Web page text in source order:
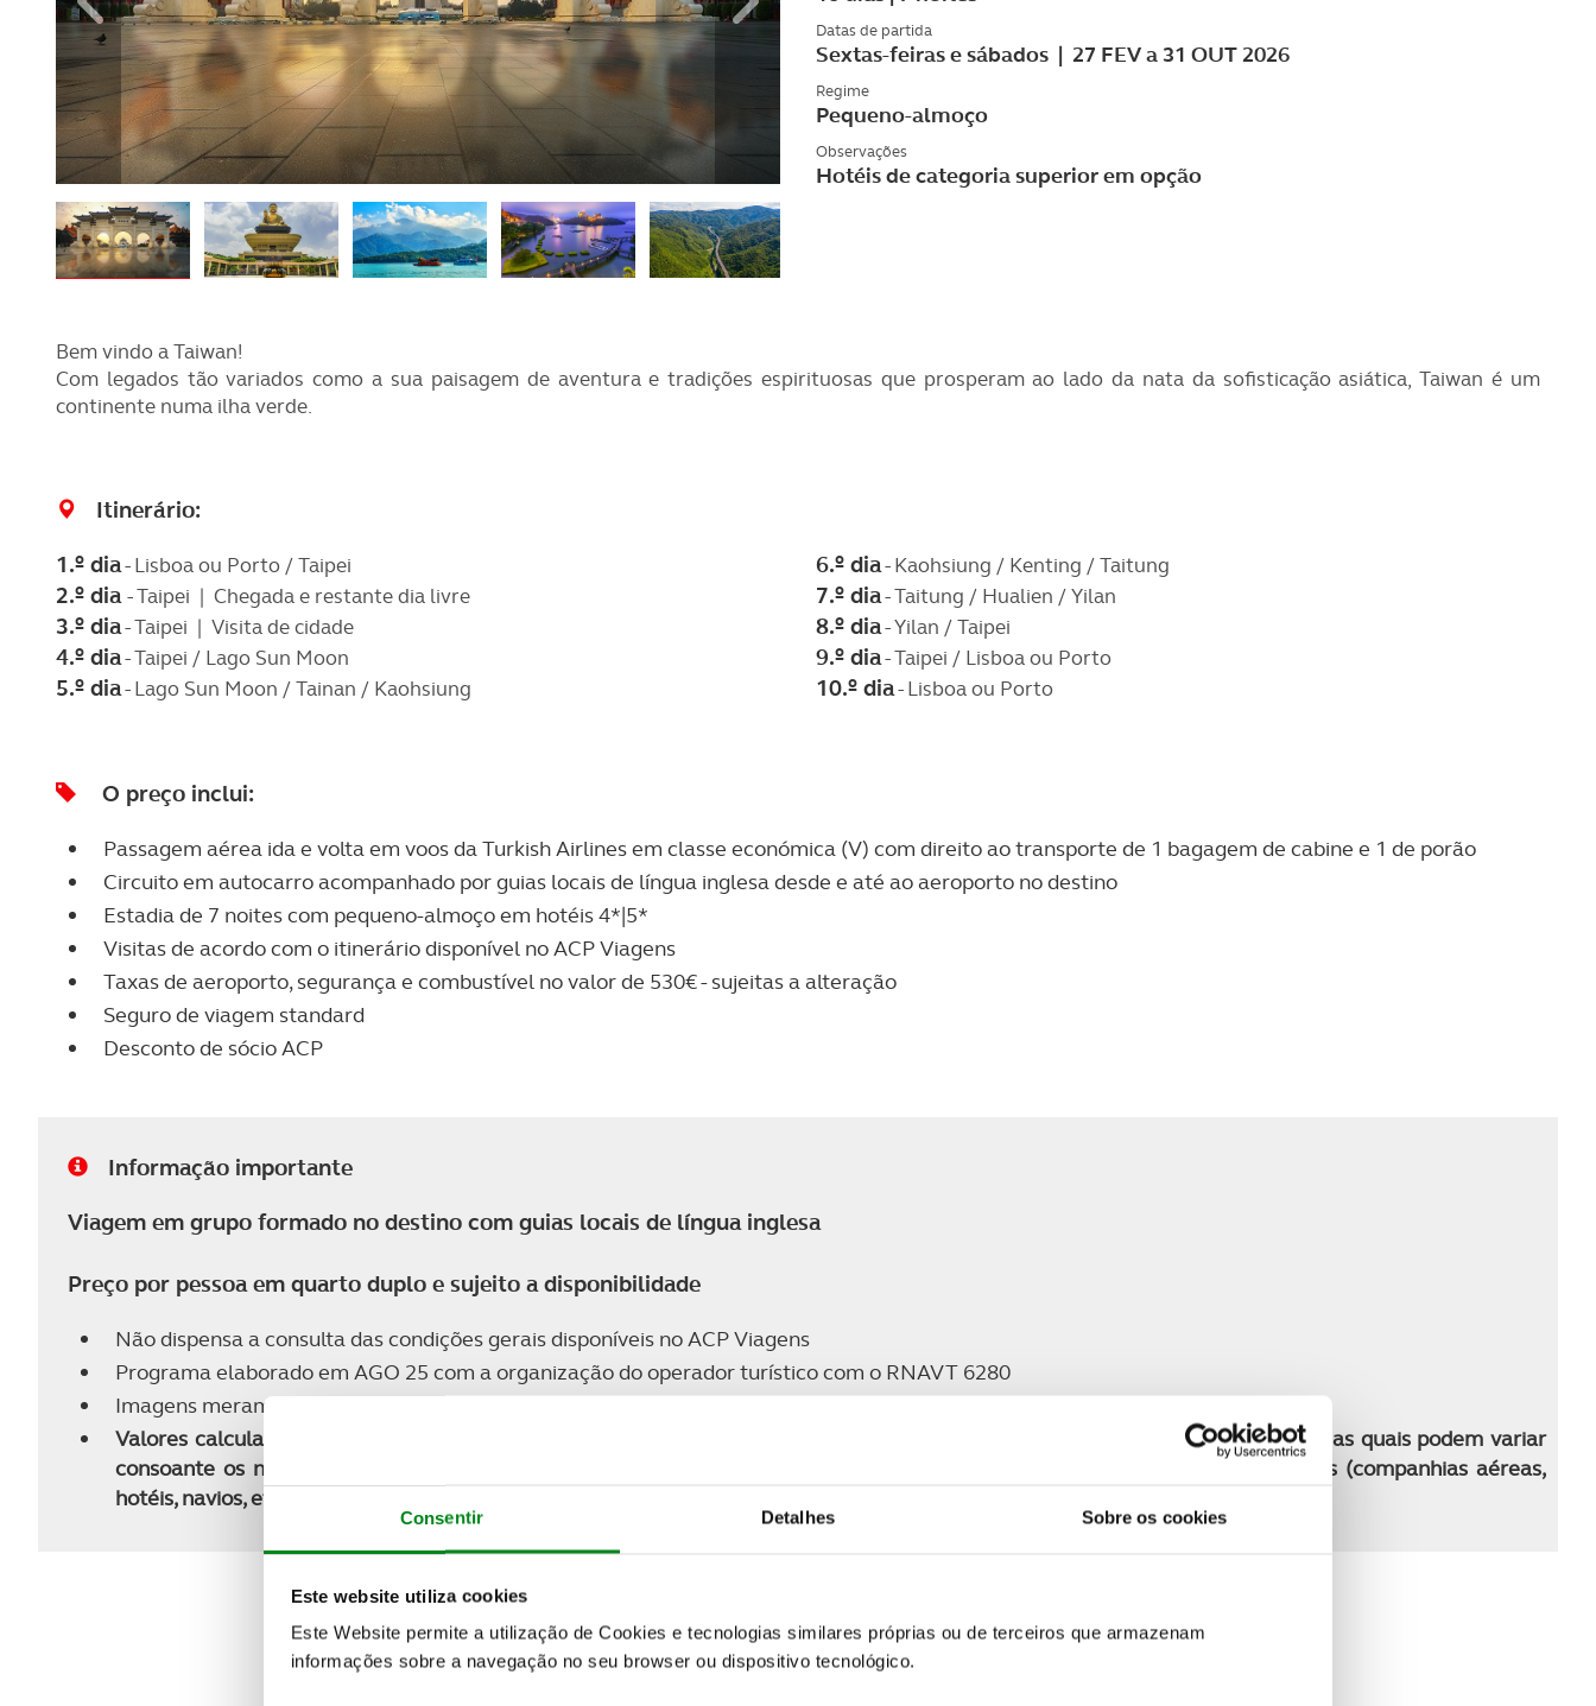
Consentir Detalhes Sobre os cookies
Este website utiliza cookies
Este Website permite a utilização de Cookies e tecnologias similares próprias ou de terceiros que armazenam
informações sobre a navegação no seu browser ou dispositivo tecnológico.
REVISTA ACP
CLÁSSICOS
GOLFE
AUTOCARAVANISMO
PETS
SOBRE O ACP SEGUROS Datas de partida
Sextas-feiras e sábados | 27 FEV a 31 OUT 2026
Regime
Pequeno-almoço
Observações
Hotéis de categoria superior em opção
Bem vindo a Taiwan!
Com legados tão variados como a sua paisagem de aventura e tradições espirituosas que prosperam ao lado da nata da sofisticação asiática, Taiwan é um
continente numa ilha verde.
Itinerário:
1.º dia- Lisboa ou Porto / Taipei
2.º dia- Taipei | Chegada e restante dia livre
3.º dia- Taipei | Visita de cidade
4.º dia- Taipei / Lago Sun Moon
5.º dia- Lago Sun Moon / Tainan / Kaohsiung
6.º dia- Kaohsiung / Kenting / Taitung
7.º dia- Taitung / Hualien / Yilan
8.º dia- Yilan / Taipei
9.º dia- Taipei / Lisboa ou Porto
10.º dia- Lisboa ou Porto
O preço inclui:
Passagem aérea ida e volta em voos da Turkish Airlines em classe económica (V) com direito ao transporte de 1 bagagem de cabine e 1 de porão
Circuito em autocarro acompanhado por guias locais de língua inglesa desde e até ao aeroporto no destino
Estadia de 7 noites com pequeno-almoço em hotéis 4*|5*
Visitas de acordo com o itinerário disponível no ACP Viagens
Taxas de aeroporto, segurança e combustível no valor de 530€ - sujeitas a alteração
Seguro de viagem standard
Desconto de sócio ACP
Informação importante
Viagem em grupo formado no destino com guias locais de língua inglesa
Preço por pessoa em quarto duplo e sujeito a disponibilidade
Não dispensa a consulta das condições gerais disponíveis no ACP Viagens
Programa elaborado em AGO 25 com a organização do operador turístico com o RNAVT 6280
Imagens meramente ilustrativas dos países, hotéis, navios ou locais a visitar e não vinculativas ao programa de viagem
Valores calculados nas tarifas dinâmicas mais baixas, disponíveis à data da elaboração do programa para o período indicado, as quais podem variar
consoante os níveis de ocupação. Caso não exista disponibilidade nas tarifas inicialmente contratadas com os fornecedores (companhias aéreas,
hotéis, navios, etc.), será apresentado o melhor preço disponível no momento da consulta e/ou reserva